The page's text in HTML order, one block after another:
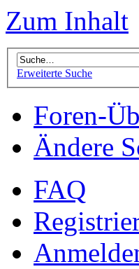
Zum Inhalt
Erweiterte Suche
Foren-
Ändere
FAQ